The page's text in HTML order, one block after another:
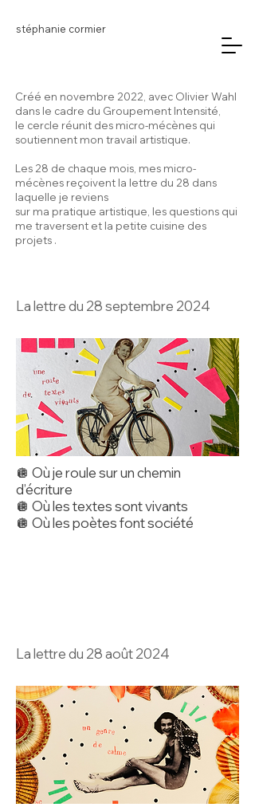
stéphanie cormier
Créé en novembre 2022, avec Olivier Wahl
dans le cadre du Groupement Intensité,
le cercle réunit des micro-mécènes qui
soutiennent mon travail artistique.
Les 28 de chaque mois, mes micro-
mécènes reçoivent la lettre du 28 dans
laquelle je reviens
sur ma pratique artistique, les questions qui
me traversent et la petite cuisine des
projets .
La lettre du 28 septembre 2024
🪩 Où je roule sur un chemin
d’écriture
🪩 Où les textes sont vivants
🪩 Où les poètes font société
La lettre du 28 août 2024